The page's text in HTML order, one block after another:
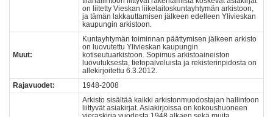
on liitetty Vieskan liikelaitoskuntayhtymän arkistoon,
ja tämän lakkauttamisen jälkeen edelleen Ylivieskan
kaupungin arkistoon.
Muut:
Kuntayhtymän toiminnan päättymisen jälkeen arkisto
on luovutettu Ylivieskan kaupungin
kotiseutuarkistoon. Sopimus arkistoaineiston
luovutuksesta, tietopalveluista ja rekisterinpidosta on
allekirjoitettu 6.3.2012.
Rajavuodet:
1948-2008
Arkisto sisältää kaikki arkistonmuodostajan hallintoon
liittyvät asiakirjat. Asiakirjoissa on kokoushuoneen